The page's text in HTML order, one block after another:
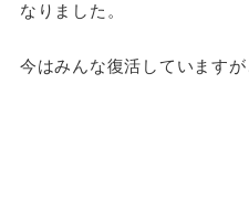
なりました。
今はみんな復活していますが